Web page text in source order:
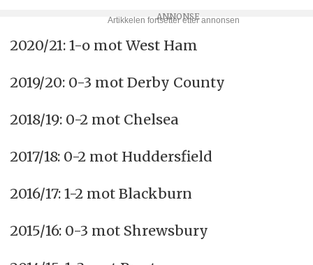
2020/21: 1-o mot West Ham
2019/20: 0-3 mot Derby County
2018/19: 0-2 mot Chelsea
2017/18: 0-2 mot Huddersfield
2016/17: 1-2 mot Blackburn
2015/16: 0-3 mot Shrewsbury